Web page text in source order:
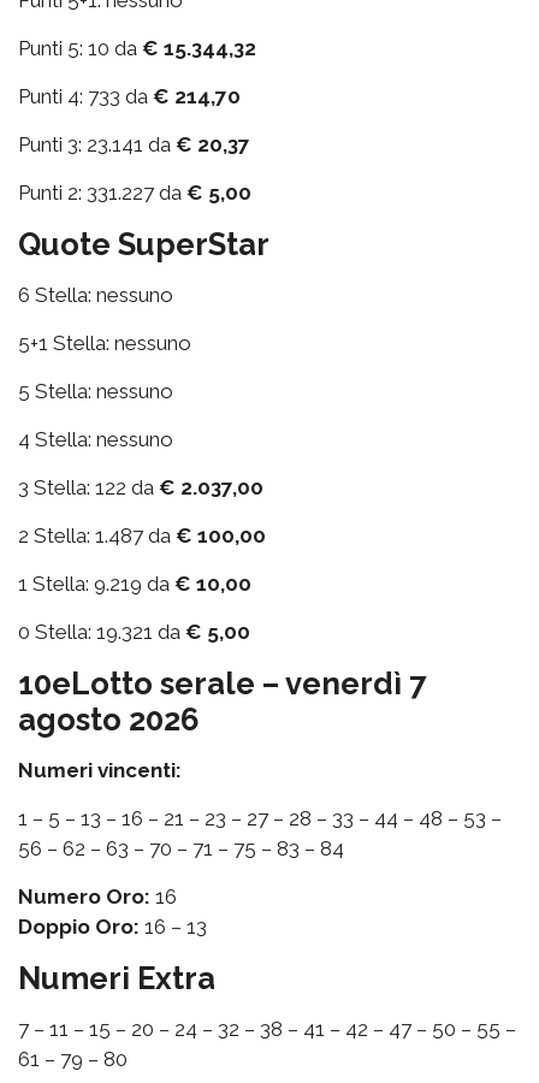
Punti 5: 10 da € 15.344,32
Punti 4: 733 da € 214,70
Punti 3: 23.141 da € 20,37
Punti 2: 331.227 da € 5,00
Quote SuperStar
6 Stella: nessuno
5+1 Stella: nessuno
5 Stella: nessuno
4 Stella: nessuno
3 Stella: 122 da € 2.037,00
2 Stella: 1.487 da € 100,00
1 Stella: 9.219 da € 10,00
0 Stella: 19.321 da € 5,00
10eLotto serale – venerdì 7
agosto 2026
Numeri vincenti:
1 – 5 – 13 – 16 – 21 – 23 – 27 – 28 – 33 – 44 – 48 – 53 –
56 – 62 – 63 – 70 – 71 – 75 – 83 – 84
Numero Oro: 16
Doppio Oro: 16 – 13
Numeri Extra
7 – 11 – 15 – 20 – 24 – 32 – 38 – 41 – 42 – 47 – 50 – 55 –
61 – 79 – 80